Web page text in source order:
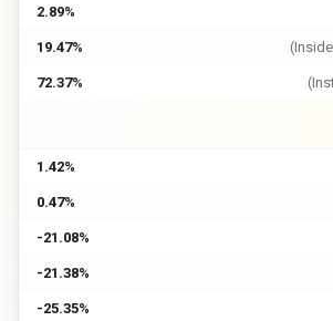
2.89%
19.47%
72.37%
1.42%
0.47%
-21.08%
-21.38%
-25.35%